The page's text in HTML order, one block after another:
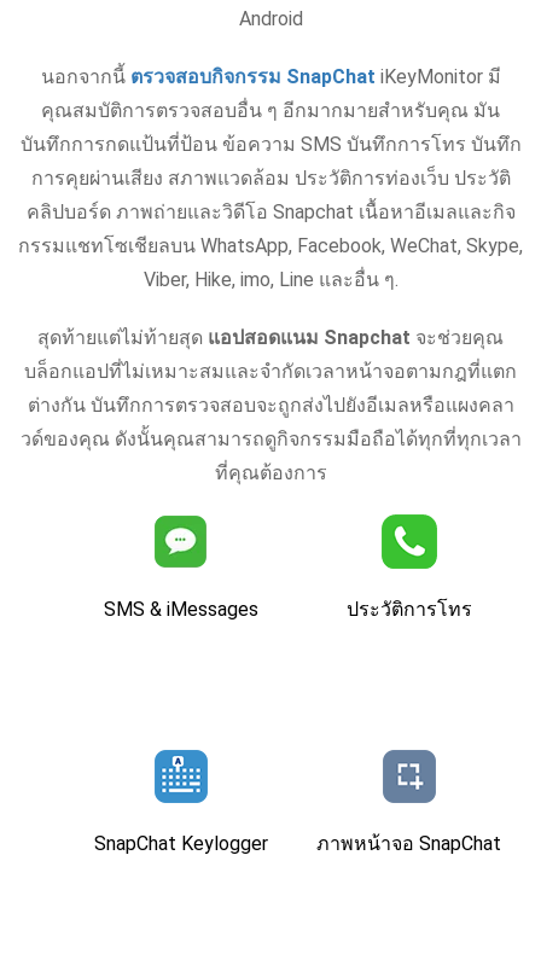
Android
นอกจากนี้ ตรวจสอบกิจกรรม SnapChat iKeyMonitor มี
คุณสมบัติการตรวจสอบอื่น ๆ อีกมากมายสําหรับคุณ มัน
บันทึกการกดแป้นที่ป้อน ข้อความ SMS บันทึกการโทร บันทึก
การคุยผ่านเสียง สภาพแวดล้อม ประวัติการท่องเว็บ ประวัติ
คลิปบอร์ด ภาพถ่ายและวิดีโอ Snapchat เนื้อหาอีเมลและกิจ
กรรมแชทโซเชียลบน WhatsApp, Facebook, WeChat, Skype,
Viber, Hike, imo, Line และอื่น ๆ.
สุดท้ายแต่ไม่ท้ายสุด แอปสอดแนม Snapchat จะช่วยคุณ
บล็อกแอปที่ไม่เหมาะสมและจํากัดเวลาหน้าจอตามกฎที่แตก
ต่างกัน บันทึกการตรวจสอบจะถูกส่งไปยังอีเมลหรือแผงคลา
วด์ของคุณ ดังนั้นคุณสามารถดูกิจกรรมมือถือได้ทุกที่ทุกเวลา
ที่คุณต้องการ
SMS & iMessages ประวัติการโทร
SnapChat Keylogger ภาพหน้าจอ SnapChat